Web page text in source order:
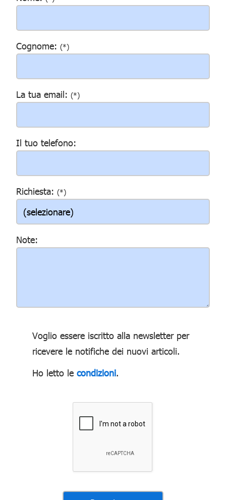
Cognome: (*)
La tua email: (*)
Il tuo telefono:
Richiesta: (*)
Note:
Voglio essere iscritto alla newsletter per
ricevere le notifiche dei nuovi articoli.
Ho letto le condizioni.